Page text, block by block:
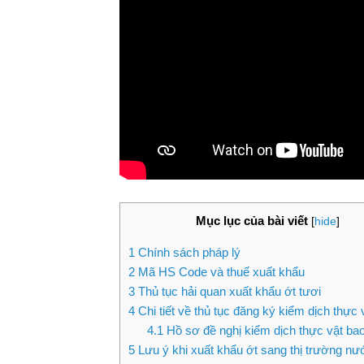
Mục lục của bài viết [hide]
1 Chính sách pháp lý
2 Mã HS Code và thuế xuất khẩu
3 Thủ tục hải quan xuất khẩu ớt tươi
4 Chi tiết về thủ tục đăng ký kiểm dịch thực
4.1 Hồ sơ đề nghị kiểm dịch thực vật
5 Lưu ý khi xuất khẩu ớt sang thị trường